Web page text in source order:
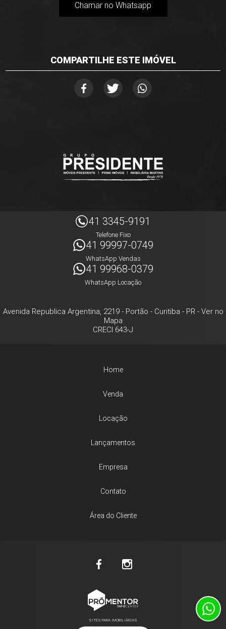
Chamar no Whatsapp
COMPARTILHE ESTE IMÓVEL
41 3345-9191
Telefone Fixo
41 99997-0749
WhatsApp Vendas
41 99968-0379
WhatsApp Locação
Avenida Republica Argentina, 2219- Portão - Curitiba - PR- Ver no
Mapa
CRECI 643-J
Home
Venda
Locação
Lançamentos
Empresa
Contato
Área do Cliente
SITES PARA IMOBILIÁRIAS